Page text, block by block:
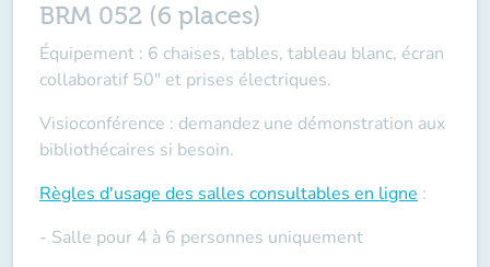
BRM 052 (6 places)
Équipement : 6 chaises, tables, tableau blanc, écran
collaboratif 50" et prises électriques.
Visioconférence : demandez une démonstration aux
bibliothécaires si besoin.
Règles d'usage des salles consultables en ligne :
- Salle pour 4 à 6 personnes uniquement